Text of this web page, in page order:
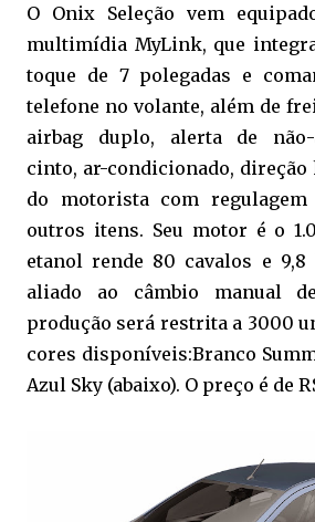
O Onix Seleção vem
multimídia MyLink, que
toque de 7 polegadas e
telefone no volante, além de
airbag duplo, alerta de não-
cinto, ar-condicionado, direção
do motorista com
outros itens. Seu motor é o
etanol rende 80 cavalos e 9,8
aliado ao câmbio manual
produção será restrita a 3000
cores disponíveis:Branco
Azul Sky (abaixo). O preço é de